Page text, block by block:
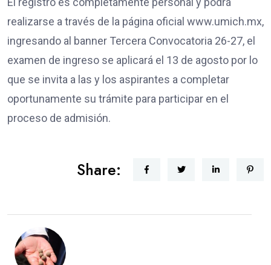
realizarse a través de la página oficial www.umich.mx,
ingresando al banner Tercera Convocatoria 26-27, el
examen de ingreso se aplicará el 13 de agosto por lo
que se invita a las y los aspirantes a completar
oportunamente su trámite para participar en el
proceso de admisión.
Share: